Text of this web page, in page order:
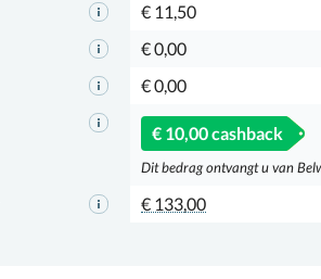
€ 11,50
€ 0,00
€ 0,00
€ 10,00 cashback
Dit bedrag ontvangt u van
€ 133,00